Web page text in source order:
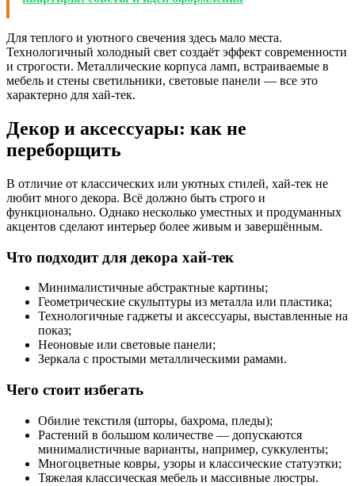
Для теплого и уютного свечения здесь мало места.
Технологичный холодный свет создаёт эффект современности
и строгости. Металлические корпуса ламп, встраиваемые в
мебель и стены светильники, световые панели — все это
характерно для хай-тек.
Декор и аксессуары: как не
переборщить
В отличие от классических или уютных стилей, хай-тек не
любит много декора. Всё должно быть строго и
функционально. Однако несколько уместных и продуманных
акцентов сделают интерьер более живым и завершённым.
Что подходит для декора хай-тек
Минималистичные абстрактные картины;
Геометрические скульптуры из металла или пластика;
Технологичные гаджеты и аксессуары, выставленные на
показ;
Неоновые или световые панели;
Зеркала с простыми металлическими рамами.
Чего стоит избегать
Обилие текстиля (шторы, бахрома, пледы);
Растений в большом количестве — допускаются
минималистичные варианты, например, суккуленты;
Многоцветные ковры, узоры и классические статуэтки;
Тяжелая классическая мебель и массивные люстры.